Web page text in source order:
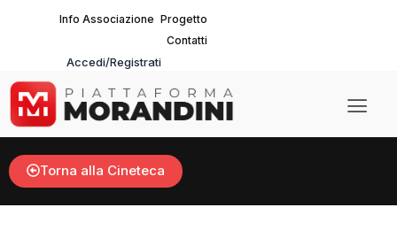
Info Associazione Progetto
Contatti
Accedi/Registrati
Main
Torna alla Cineteca